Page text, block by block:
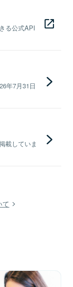
る公式API
年7月31日
載していま